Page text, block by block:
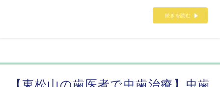
続きを読む
【東松山の歯医者で虫歯治療】虫歯